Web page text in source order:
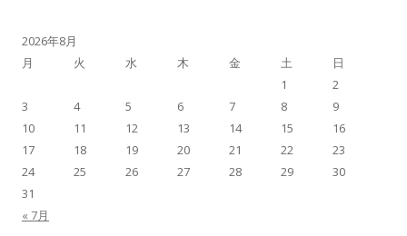
2026年8月
月
火 水 木 金 土 日
« 7月
1
2
3
4 5 6 7 8
9
10
11 12 13 14 15
16
17
18 19 20 21 22
23
24
25 26 27 28 29
30
31